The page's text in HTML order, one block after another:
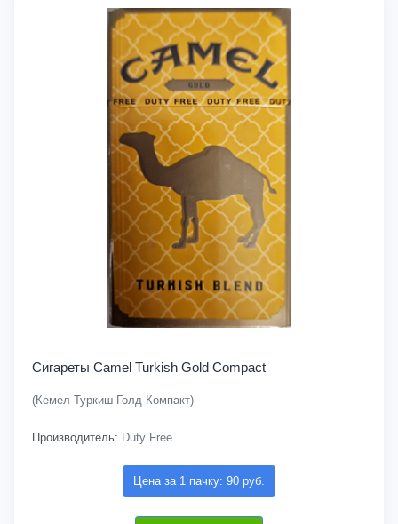
Сигареты Camel Turkish Gold Compact
(Кемел Туркиш Голд Компакт)
Производитель: Duty Free
Цена за 1 пачку: 90 руб.